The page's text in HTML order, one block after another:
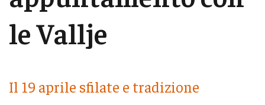
le Vallje
Il 19 aprile sfilate e tradizione